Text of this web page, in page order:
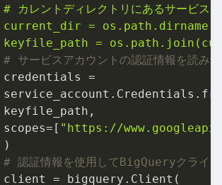
# カレントディレクトリにあるサービス
current_dir =
keyfile_path =
# サービスアカウントの認証情報を読み
credentials =
keyfile_path,
scopes=[ "https://
# 認証情報を使用してBigQueryクライア
client = bigquery.Client(